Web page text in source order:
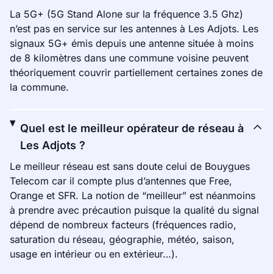
La 5G+ (5G Stand Alone sur la fréquence 3.5 Ghz)
n’est pas en service sur les antennes à Les Adjots. Les
signaux 5G+ émis depuis une antenne située à moins
de 8 kilomètres dans une commune voisine peuvent
théoriquement couvrir partiellement certaines zones de
la commune.
Quel est le meilleur opérateur de réseau à
Les Adjots ?
Le meilleur réseau est sans doute celui de Bouygues
Telecom car il compte plus d’antennes que Free,
Orange et SFR. La notion de “meilleur” est néanmoins
à prendre avec précaution puisque la qualité du signal
dépend de nombreux facteurs (fréquences radio,
saturation du réseau, géographie, météo, saison,
usage en intérieur ou en extérieur…).